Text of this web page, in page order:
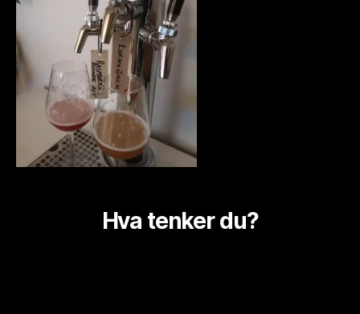
Hva tenker du?